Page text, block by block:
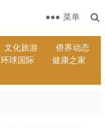
文化旅游
侨界动态
环球国际
健康之家
菜单